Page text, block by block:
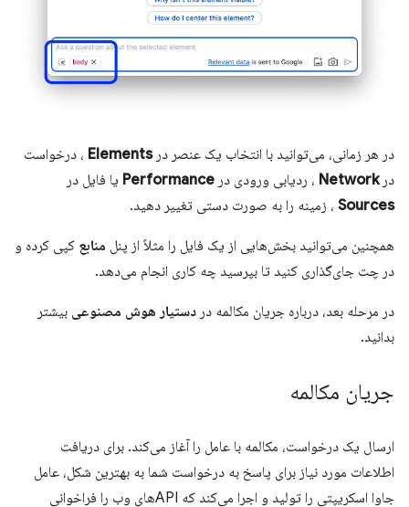
در هر زمانی، می‌توانید با انتخاب یک عنصر درElements ، درخواست
درNetwork ، ردیابی ورودی در Performance یا فایل در
Sources ، زمینه را به صورت دستی تغییر دهید.
همچنین می‌توانید بخش‌هایی از یک فایل را مثلاً از پنل منابع کپی کرده و
در چت جای‌گذاری کنید تا بپرسید چه کاری انجام می‌دهد.
در مرحله بعد، درباره جریان مکالمه در دستیار هوش مصنوعی بیشتر
بدانید.
جریان مکالمه
ارسال یک درخواست، مکالمه با عامل را آغاز می‌کند. برای دریافت
اطلاعات مورد نیاز برای پاسخ به درخواست شما به بهترین شکل، عامل
جاوا اسکریپتی را تولید و اجرا می‌کند که APIهای وب را فراخوانی